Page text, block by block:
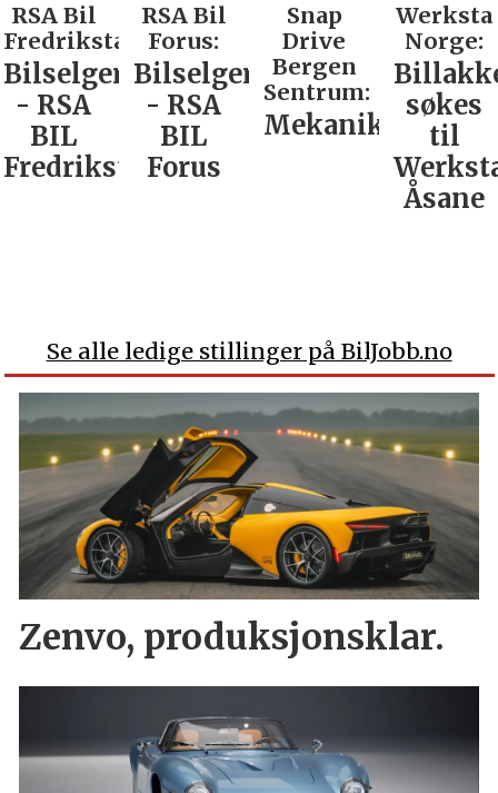
RSA Bil
Fredrikstad:
Bilselger
- RSA
BIL
Fredrikstad
RSA Bil
Forus:
Bilselger
- RSA
BIL
Forus
Snap
Drive
Bergen
Sentrum:
Mekaniker
Werksta
Norge:
søkes
til
Åsane
Se alle ledige stillinger på BilJobb.no
Zenvo, produksjonsklar.